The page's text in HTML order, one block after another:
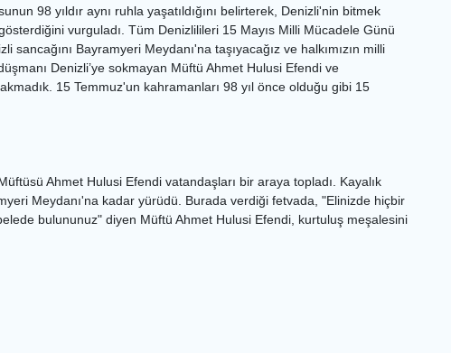
98 yıldır aynı ruhla yaşatıldığını belirterek, Denizli'nin bitmek
vurguladı. Tüm Denizlilileri 15 Mayıs Milli Mücadele Günü
Bayramyeri Meydanı'na taşıyacağız ve halkımızın milli
Denizli’ye sokmayan Müftü Ahmet Hulusi Efendi ve
15 Temmuz'un kahramanları 98 yıl önce olduğu gibi 15
Ahmet Hulusi Efendi vatandaşları bir araya topladı. Kayalık
Meydanı'na kadar yürüdü. Burada verdiği fetvada, "Elinizde hiçbir
bulununuz" diyen Müftü Ahmet Hulusi Efendi, kurtuluş meşalesini